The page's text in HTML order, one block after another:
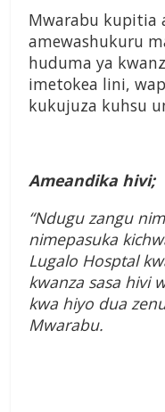
Mwarabu kupitia
amewashukuru
huduma ya
imetokea lini,
kukujuza kuhsu
Ameandika hivi;
“Ndugu zangu
nimepasuka
Lugalo Hosptal
kwanza sasa hivi
kwa hiyo dua
Mwarabu.